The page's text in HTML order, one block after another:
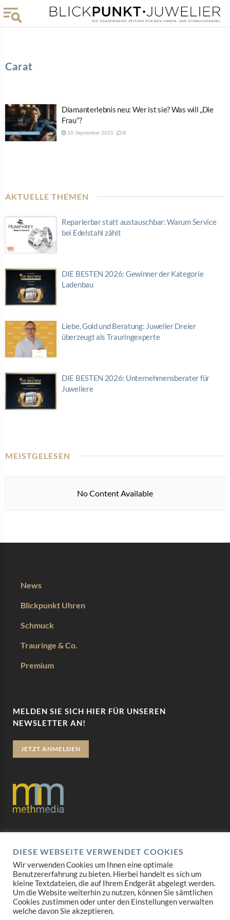
Carat
Diamanterlebnis neu: Wer ist sie? Was will „Die
Frau”?
10. September 2025 0
AKTUELLE THEMEN
Reparierbar statt austauschbar: Warum Service
bei Edelstahl zählt
DIE BESTEN 2026: Gewinner der Kategorie
Ladenbau
Liebe, Gold und Beratung: Juwelier Dreier
überzeugt als Trauringexperte
DIE BESTEN 2026: Unternehmensberater für
Juweliere
MEISTGELESEN
No Content Available
News
Blickpunkt Uhren
Schmuck
Trauringe & Co.
Premium
MELDEN SIE SICH HIER FÜR UNSEREN
NEWSLETTER AN!
JETZT ANMELDEN
Datenschutz
Impressum
AGB
Mediadaten
DIESE WEBSEITE VERWENDET COOKIES
Wir verwenden Cookies um Ihnen eine optimale
Benutzererfahrung zu bieten. Hierbei handelt es sich um
kleine Textdateien, die auf Ihrem Endgerät abgelegt werden.
Um die Website weiterhin zu nutzen, können Sie sämtlichen
Cookies zustimmen oder unter den Einstellungen verwalten
welche davon Sie akzeptieren.